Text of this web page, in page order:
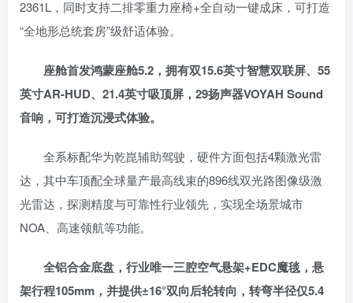
2361L，同时支持二排零重力座椅+全自动一键成床，可打造
“全地形总统套房”级舒适体验。
座舱首发鸿蒙座舱5.2，拥有双15.6英寸智慧双联屏、55
英寸AR-HUD、21.4英寸吸顶屏，29扬声器VOYAH Sound
音响，可打造沉浸式体验。
全系标配华为乾崑辅助驾驶，硬件方面包括4颗激光雷
达，其中车顶配全球量产最高线束的896线双光路图像级激
光雷达，探测精度与可靠性行业领先，实现全场景城市
NOA、高速领航等功能。
全铝合金底盘，行业唯一三腔空气悬架+EDC魔毯，悬
架行程105mm，并提供±16°双向后轮转向，转弯半径仅5.4